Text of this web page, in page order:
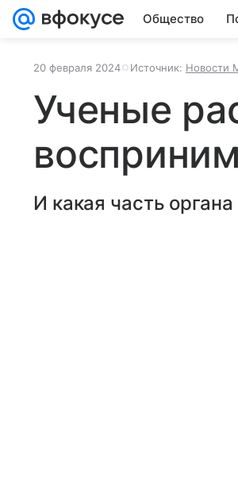
Общество
20 февраля 2024 Источник: Новости
Ученые
И какая часть органа